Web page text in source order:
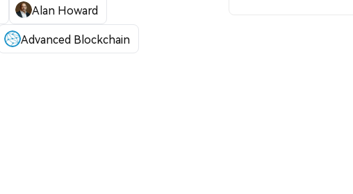
Alan Howard
Advanced Blockchain